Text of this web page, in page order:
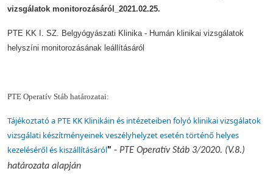
vizsgálatok monitorozásáról_2021.02.25.
PTE KK I. SZ. Belgyógyászati Klinika - Humán klinikai vizsgálatok
helyszíni monitorozásának leállításáról
PTE Operatív Stáb határozatai:
Tájékoztató a PTE KK Klinikáin és intézeteiben folyó klinikai vizsgálatok
vizsgálati készítményeinek veszélyhelyzet esetén történő helyes
kezeléséről és kiszállításáról" - PTE Operatív Stáb 3/2020. (V.8.)
határozata alapján